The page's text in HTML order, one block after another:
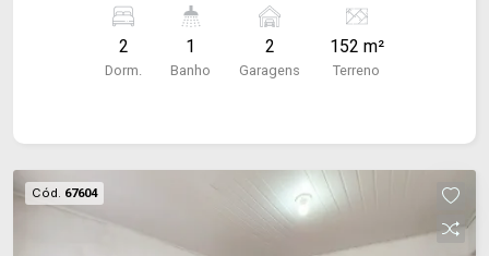
financiamento, CONSULTE-NOS !
2
Dorm.
1
Banho
2
Garagens
152 m²
Terreno
Cód. 67604